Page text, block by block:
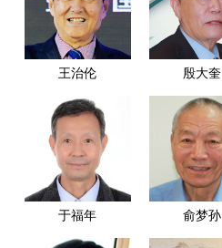
王治伦 殷大奎
于福年 俞梦孙